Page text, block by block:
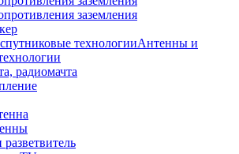
заземления
Антенны и
радиомачта